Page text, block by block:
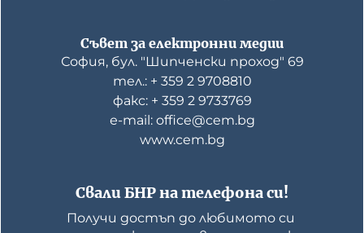
Свали БНР на телефона си!
Получи достъп до любимото си
Съвет за електронни медии
София, бул. "Шипченски проход" 69
тел.: + 359 2 9708810
факс: + 359 2 9733769
е-mail: office@cem.bg
www.cem.bg